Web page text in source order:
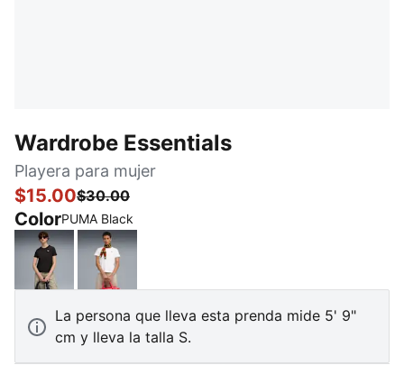
Wardrobe Essentials
Playera para mujer
$15.00$30.00
ColorPUMA Black
PUMA BlackPUMA White
La persona que lleva esta prenda mide 5' 9"
cm y lleva la talla S.